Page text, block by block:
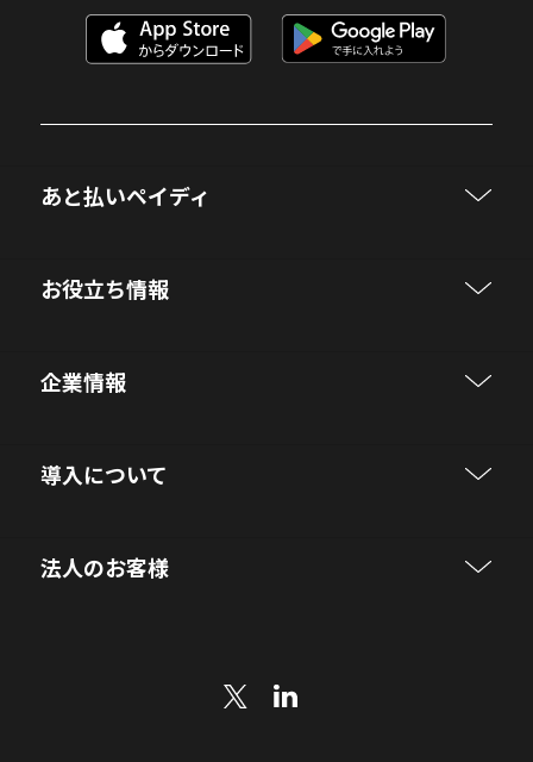
あと払いペイディ
お役立ち情報
企業情報
導入について
法人のお客様